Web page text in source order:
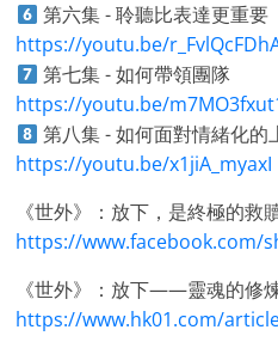
第六集 - 聆聽比表達更重要
https://youtu.be/
第七集 - 如何帶領團隊
https://youtu.be/
第八集 - 如何面對情緒化的
https://youtu.be/x1jiA_myaxI
《世外》：放下，是終極的救
https://www.facebook.com/
《世外》：放下——靈魂的修
https://www.hk01.com/